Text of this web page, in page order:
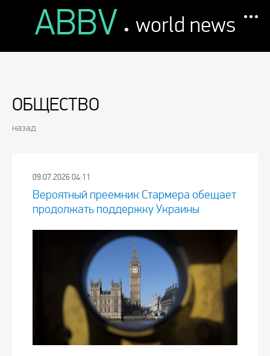
ABBV . world news
ОБЩЕСТВО
назад
09.07.2026 04:11
Вероятный преемник Стармера обещает
продолжать поддержку Украины